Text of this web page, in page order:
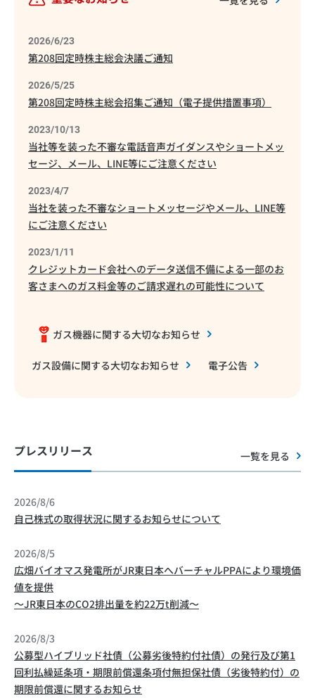
2026/6/23
第208回定時株主総会決議ご通知
2026/5/25
第208回定時株主総会招集ご通知（電子提供措置事項）
2023/10/13
当社等を装った不審な電話音声ガイダンスやショートメッ
セージ、メール、LINE等にご注意ください
2023/4/7
当社を装った不審なショートメッセージやメール、LINE等
にご注意ください
2023/1/11
クレジットカード会社へのデータ送信不備による一部のお
客さまへのガス料金等のご請求遅れの可能性について
ガス機器に関する大切なお知らせ
ガス設備に関する大切なお知らせ 電子公告
プレスリリース 一覧を見る
2026/8/6
自己株式の取得状況に関するお知らせについて
2026/8/5
広畑バイオマス発電所がJR東日本へバーチャルPPAにより環境価
値を提供
～JR東日本のCO2排出量を約22万t削減～
2026/8/3
公募型ハイブリッド社債（公募劣後特約付社債）の発行及び第1
回利払繰延条項・期限前償還条項付無担保社債（劣後特約付）の
期限前償還に関するお知らせ